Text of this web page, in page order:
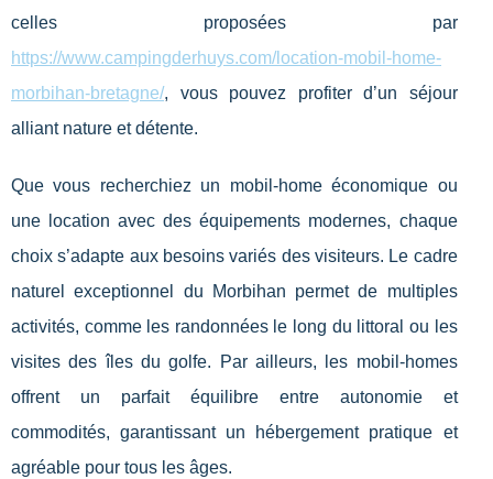
celles proposées par
https://www.campingderhuys.com/location-mobil-home-
morbihan-bretagne/, vous pouvez profiter d’un séjour
alliant nature et détente.
Que vous recherchiez un mobil-home économique ou
une location avec des équipements modernes, chaque
choix s’adapte aux besoins variés des visiteurs. Le cadre
naturel exceptionnel du Morbihan permet de multiples
activités, comme les randonnées le long du littoral ou les
visites des îles du golfe. Par ailleurs, les mobil-homes
offrent un parfait équilibre entre autonomie et
commodités, garantissant un hébergement pratique et
agréable pour tous les âges.